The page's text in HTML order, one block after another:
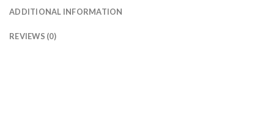
ADDITIONAL INFORMATION
REVIEWS (0)